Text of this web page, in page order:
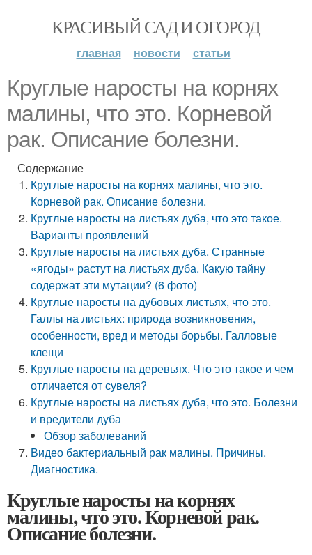
КРАСИВЫЙ САД И ОГОРОД
главная новости статьи
Круглые наросты на корнях
малины, что это. Корневой
рак. Описание болезни.
Содержание
Круглые наросты на корнях малины, что это.
Корневой рак. Описание болезни.
Круглые наросты на листьях дуба, что это такое.
Варианты проявлений
Круглые наросты на листьях дуба. Странные
«ягоды» растут на листьях дуба. Какую тайну
содержат эти мутации? (6 фото)
Круглые наросты на дубовых листьях, что это.
Галлы на листьях: природа возникновения,
особенности, вред и методы борьбы. Галловые
клещи
Круглые наросты на деревьях. Что это такое и чем
отличается от сувеля?
Круглые наросты на листьях дуба, что это. Болезни
и вредители дуба
Обзор заболеваний
Видео бактериальный рак малины. Причины.
Диагностика.
Круглые наросты на корнях
малины, что это. Корневой рак.
Описание болезни.